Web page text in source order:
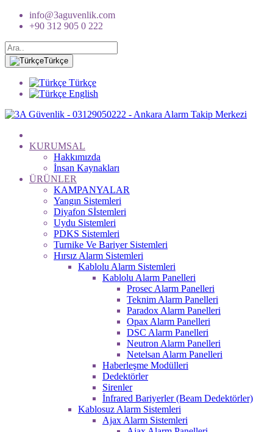
info@3aguvenlik.com
+90 312 905 0 222
Türkçe
Türkçe
English
KURUMSAL
Hakkımızda
İnsan Kaynakları
ÜRÜNLER
KAMPANYALAR
Yangın Sistemleri
Diyafon Sİstemleri
Uydu Sistemleri
PDKS Sistemleri
Turnike Ve Bariyer Sistemleri
Hırsız Alarm Sistemleri
Kablolu Alarm Sistemleri
Kablolu Alarm Panelleri
Prosec Alarm Panelleri
Teknim Alarm Panelleri
Paradox Alarm Panelleri
Opax Alarm Panelleri
DSC Alarm Panelleri
Neutron Alarm Panelleri
Netelsan Alarm Panelleri
Haberleşme Modülleri
Dedektörler
Sirenler
İnfrared Bariyerler (Beam Dedektörler)
Kablosuz Alarm Sistemleri
Ajax Alarm Sistemleri